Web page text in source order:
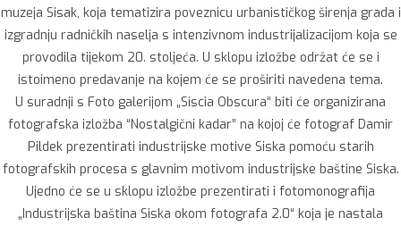
muzeja Sisak, koja tematizira poveznicu urbanističkog širenja grada i
izgradnju radničkih naselja s intenzivnom industrijalizacijom koja se
provodila tijekom 20. stoljeća. U sklopu izložbe održat će se i
istoimeno predavanje na kojem će se proširiti navedena tema.
U suradnji s Foto galerijom „Siscia Obscura“ biti će organizirana
fotografska izložba “Nostalgični kadar” na kojoj će fotograf Damir
Pildek prezentirati industrijske motive Siska pomoću starih
fotografskih procesa s glavnim motivom industrijske baštine Siska.
Ujedno će se u sklopu izložbe prezentirati i fotomonografija
„Industrijska baština Siska okom fotografa 2.0“ koja je nastala